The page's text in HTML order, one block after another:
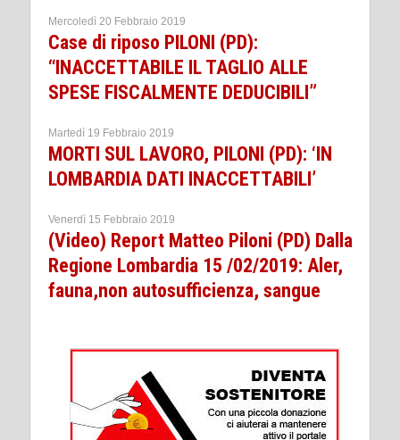
Mercoledì 20 Febbraio 2019
Case di riposo PILONI (PD):
“INACCETTABILE IL TAGLIO ALLE
SPESE FISCALMENTE DEDUCIBILI”
Martedì 19 Febbraio 2019
MORTI SUL LAVORO, PILONI (PD): ‘IN
LOMBARDIA DATI INACCETTABILI’
Venerdì 15 Febbraio 2019
(Video) Report Matteo Piloni (PD) Dalla
Regione Lombardia 15 /02/2019: Aler,
fauna,non autosufficienza, sangue